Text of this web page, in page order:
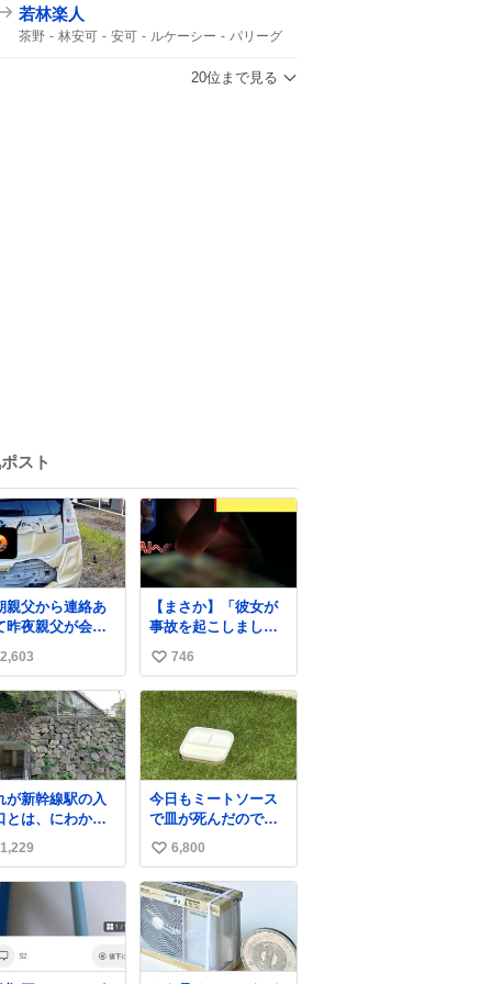
若林楽人
茶野 林安可 安可 ルケーシー パリーグ
20位まで見る
スト
親父から連絡あ
昨夜親父が会社
えたらしく、距
経年でバッテリ
カれてたか？っ
ったら放火らし
隣のトラックも
燃えたみたい。
も胸糞だけど、
る火災扱いで放
切り変わらない
犯人野放しらし
2,603
【まさか】「彼女が
事故を起こしまし
た」 ひき逃げで逃走
した男、AIの相談履
歴で“ウソ発覚” 警察
が男のスマホを押収
して解析すると、出
頭する前に事故の詳
しい状況やどう対応
すればいいかをAIに
相談していたことが
わかった。しかし、
AIの回答は「正直に
警察に話すように」
だった。
い
い
ね
数
746
が新幹線駅の入
とは、にわかに
1,229
今日もミートソース
で皿が死んだので、
天日干しをしていま
す🍝 ありがとう先人
の知恵
い
い
ね
数
6,800